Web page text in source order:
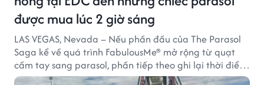
được mua lúc 2 giờ sáng
LAS VEGAS, Nevada – Nếu phần đầu của The Parasol
Saga kể về quá trình FabulousMe® mở rộng từ quạt
cầm tay sang parasol, phần tiếp theo ghi lại thời điểm
sản phẩm được thị trường đón nhận và dần vượt khỏi